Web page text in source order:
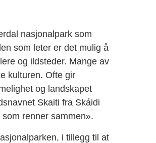
nasjonalpark som
som leter er det mulig å
og ildsteder. Mange av
kulturen. Ofte gir
og landskapet
Skaiti fra Skáidi
renner sammen».
i tillegg til at